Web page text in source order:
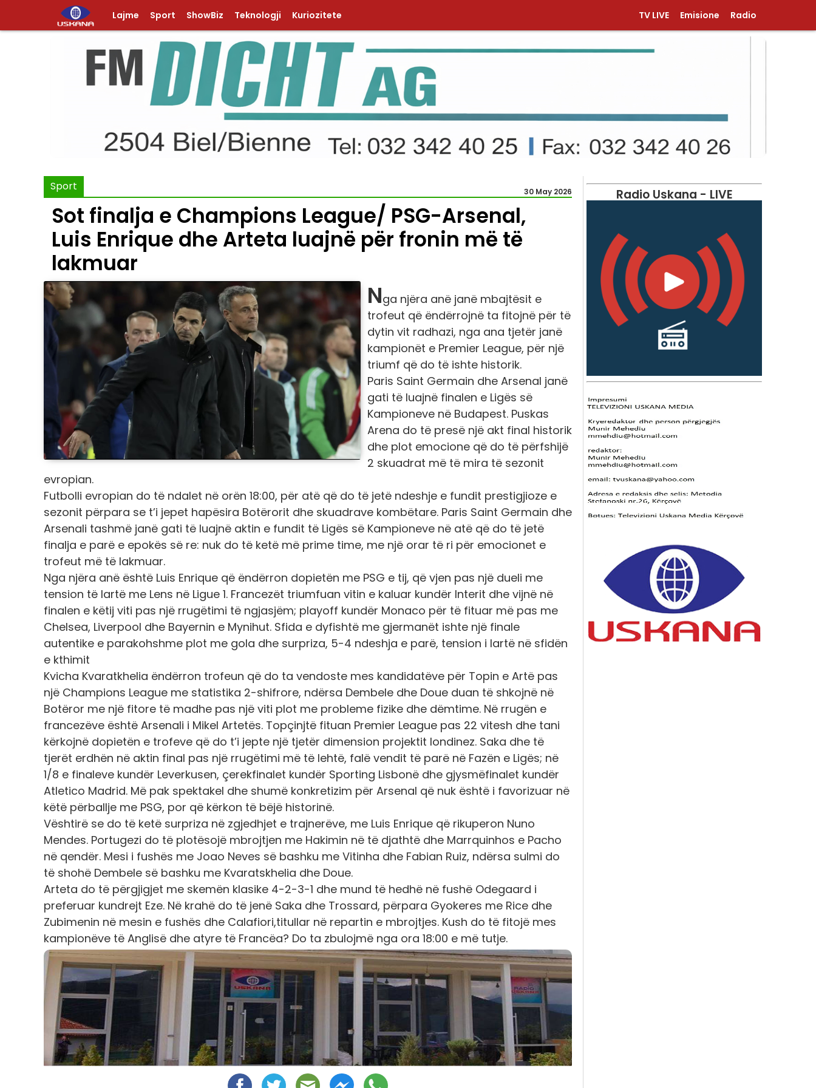
Lajme Sport ShowBiz Teknologji Kuriozitete TV LIVE Emisione Radio
Sport 30 May 2026
Sot finalja e Champions League/ PSG-Arsenal,
Luis Enrique dhe Arteta luajnë për fronin më të
lakmuar
Nga njëra anë janë mbajtësit e
trofeut që ëndërrojnë ta fitojnë për të
dytin vit radhazi, nga ana tjetër janë
kampionët e Premier League, për një
triumf që do të ishte historik.
Paris Saint Germain dhe Arsenal janë
gati të luajnë finalen e Ligës së
Kampioneve në Budapest. Puskas
Arena do të presë një akt final historik
dhe plot emocione që do të përfshijë
2 skuadrat më të mira të sezonit
evropian.
Futbolli evropian do të ndalet në orën 18:00, për atë që do të jetë ndeshje e fundit prestigjioze e
sezonit përpara se t’i jepet hapësira Botërorit dhe skuadrave kombëtare. Paris Saint Germain dhe
Arsenali tashmë janë gati të luajnë aktin e fundit të Ligës së Kampioneve në atë që do të jetë
finalja e parë e epokës së re: nuk do të ketë më prime time, me një orar të ri për emocionet e
trofeut më të lakmuar.
Nga njëra anë është Luis Enrique që ëndërron dopietën me PSG e tij, që vjen pas një dueli me
tension të lartë me Lens në Ligue 1. Francezët triumfuan vitin e kaluar kundër Interit dhe vijnë në
finalen e këtij viti pas një rrugëtimi të ngjasjëm; playoff kundër Monaco për të fituar më pas me
Chelsea, Liverpool dhe Bayernin e Mynihut. Sfida e dyfishtë me gjermanët ishte një finale
autentike e parakohshme plot me gola dhe surpriza, 5-4 ndeshja e parë, tension i lartë në sfidën
e kthimit
Kvicha Kvaratkhelia ëndërron trofeun që do ta vendoste mes kandidatëve për Topin e Artë pas
një Champions League me statistika 2-shifrore, ndërsa Dembele dhe Doue duan të shkojnë në
Botëror me një fitore të madhe pas një viti plot me probleme fizike dhe dëmtime. Në rrugën e
francezëve është Arsenali i Mikel Artetës. Topçinjtë fituan Premier League pas 22 vitesh dhe tani
kërkojnë dopietën e trofeve që do t’i jepte një tjetër dimension projektit londinez. Saka dhe të
tjerët erdhën në aktin final pas një rrugëtimi më të lehtë, falë vendit të parë në Fazën e Ligës; në
1/8 e finaleve kundër Leverkusen, çerekfinalet kundër Sporting Lisbonë dhe gjysmëfinalet kundër
Atletico Madrid. Më pak spektakel dhe shumë konkretizim për Arsenal që nuk është i favorizuar në
këtë përballje me PSG, por që kërkon të bëjë historinë.
Vështirë se do të ketë surpriza në zgjedhjet e trajnerëve, me Luis Enrique që rikuperon Nuno
Mendes. Portugezi do të plotësojë mbrojtjen me Hakimin në të djathtë dhe Marrquinhos e Pacho
në qendër. Mesi i fushës me Joao Neves së bashku me Vitinha dhe Fabian Ruiz, ndërsa sulmi do
të shohë Dembele së bashku me Kvaratskhelia dhe Doue.
Arteta do të përgjigjet me skemën klasike 4-2-3-1 dhe mund të hedhë në fushë Odegaard i
preferuar kundrejt Eze. Në krahë do të jenë Saka dhe Trossard, përpara Gyokeres me Rice dhe
Zubimenin në mesin e fushës dhe Calafiori,titullar në repartin e mbrojtjes. Kush do të fitojë mes
kampionëve të Anglisë dhe atyre të Francëa? Do ta zbulojmë nga ora 18:00 e më tutje.
Radio Uskana - LIVE